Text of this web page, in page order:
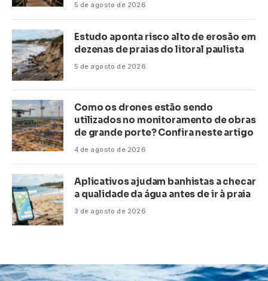
5 de agosto de 2026
Estudo aponta risco alto de erosão em
dezenas de praias do litoral paulista
5 de agosto de 2026
Como os drones estão sendo
utilizados no monitoramento de obras
de grande porte? Confira neste artigo
4 de agosto de 2026
Aplicativos ajudam banhistas a checar
a qualidade da água antes de ir à praia
3 de agosto de 2026